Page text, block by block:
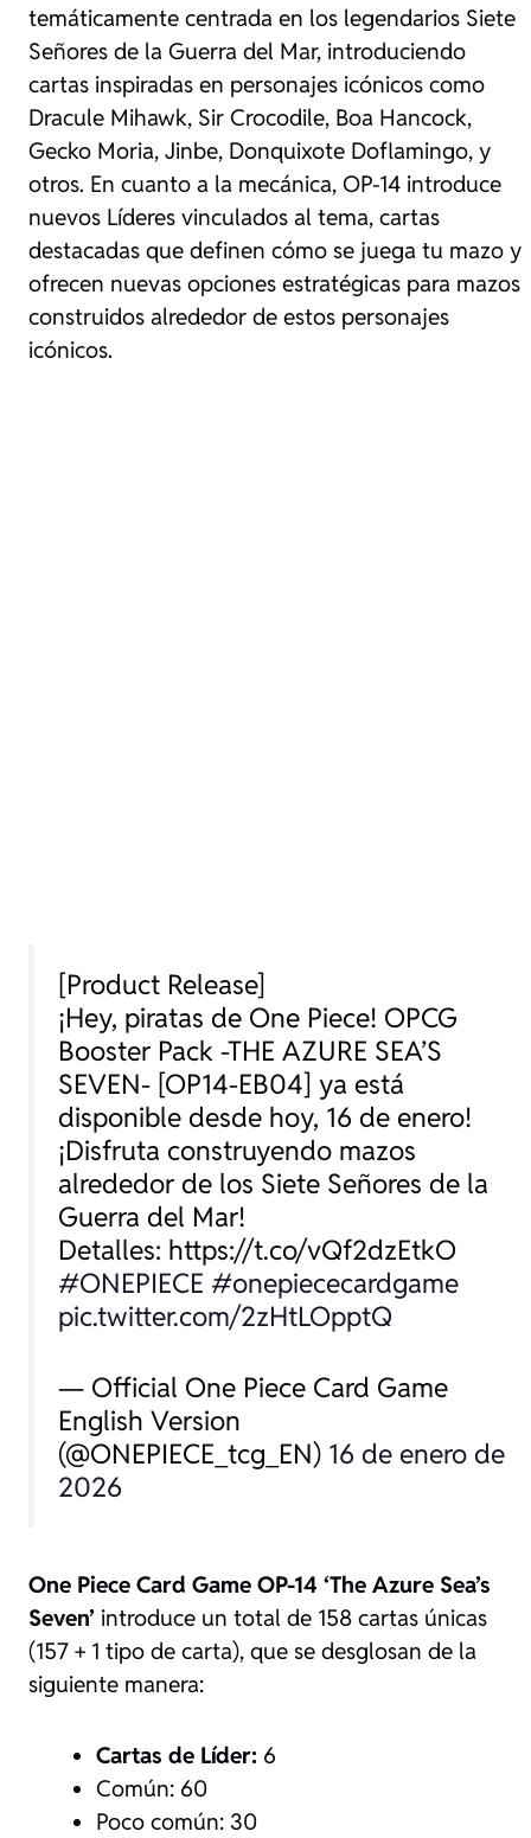
temáticamente centrada en los legendarios Siete
Señores de la Guerra del Mar, introduciendo
cartas inspiradas en personajes icónicos como
Dracule Mihawk, Sir Crocodile, Boa Hancock,
Gecko Moria, Jinbe, Donquixote Doflamingo, y
otros. En cuanto a la mecánica, OP-14 introduce
nuevos Líderes vinculados al tema, cartas
destacadas que definen cómo se juega tu mazo y
ofrecen nuevas opciones estratégicas para mazos
construidos alrededor de estos personajes
icónicos.
[Product Release]
¡Hey, piratas de One Piece! OPCG
Booster Pack -THE AZURE SEA’S
SEVEN- [OP14-EB04] ya está
disponible desde hoy, 16 de enero!
¡Disfruta construyendo mazos
alrededor de los Siete Señores de la
Guerra del Mar!
Detalles: https://t.co/vQf2dzEtkO
#ONEPIECE #onepiececardgame
pic.twitter.com/2zHtLOpptQ
— Official One Piece Card Game
English Version
(@ONEPIECE_tcg_EN) 16 de enero de
2026
One Piece Card Game OP-14 ‘The Azure Sea’s
Seven’ introduce un total de 158 cartas únicas
(157 + 1 tipo de carta), que se desglosan de la
siguiente manera:
Cartas de Líder: 6
Común: 60
Poco común: 30